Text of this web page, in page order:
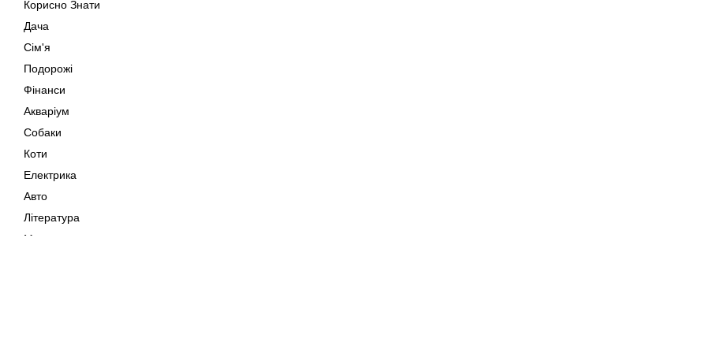
Корисно Знати
Дача
Сім'я
Подорожі
Фінанси
Акваріум
Собаки
Коти
Електрика
Авто
Література
Музика